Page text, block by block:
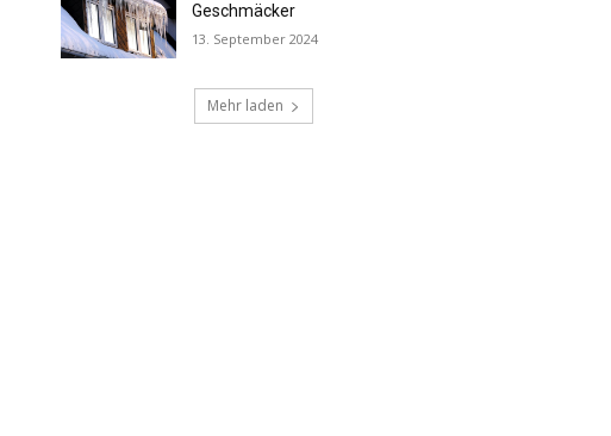
Geschmäcker
13. September 2024
Mehr laden